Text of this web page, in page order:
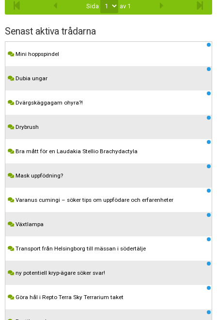
Sida av 1
Senast aktiva trådarna
Mini hoppspindel
Dubia ungar
Dvärgskäggagam ohyra?!
Drybrush
Bra mått för en Laudakia Stellio Brachydactyla
Mask uppfödning?
Varanus cumingi – söker tips om uppfödare och erfarenheter
Växtlampa
Transport från Helsingborg till mässan i södertälje
ny potentiell kryp-ägare söker svar!
Göra hål i Repto Terra Sky Terrarium taket